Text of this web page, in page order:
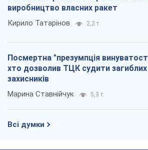
виробництво власних ракет
Кирило Татарінов 2,2 т.
Посмертна "презумпція
хто дозволив ТЦК судити загиблих
захисників
Марина Ставнійчук 5,3 т.
Всі думки